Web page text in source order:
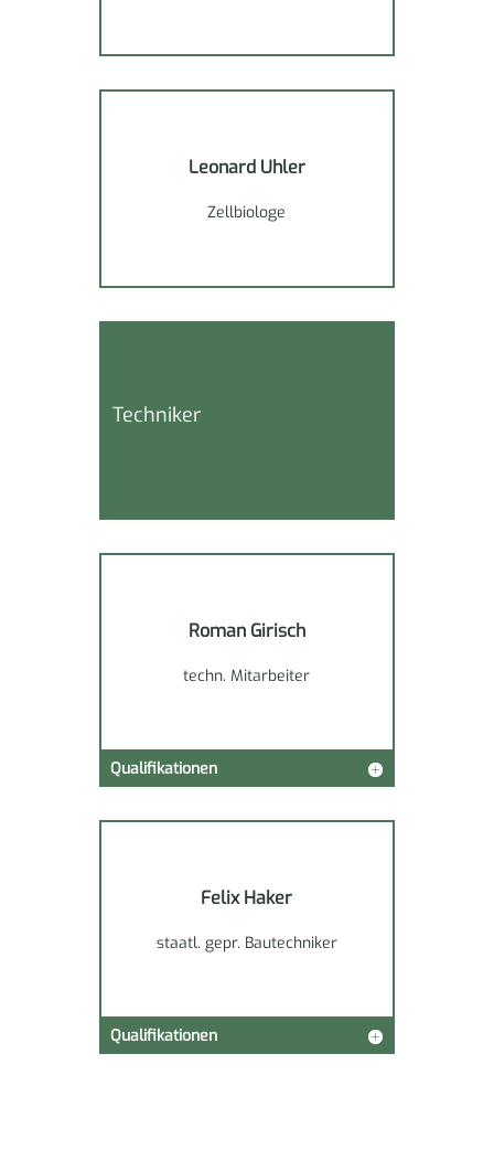
Leonard Uhler
Zellbiologe
Techniker
Roman Girisch
techn. Mitarbeiter
Qualifikationen
Felix Haker
staatl. gepr. Bautechniker
Qualifikationen